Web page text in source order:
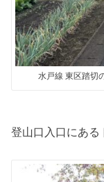
水戸線 東区踏切
登山口入口にある